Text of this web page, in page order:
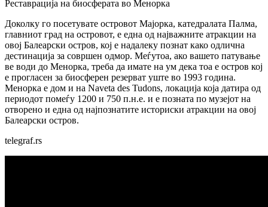
Реставрација на биосферата во Менорка
Доколку го посетувате островот Мајорка, катедралата Палма,
главниот град на островот, е една од најважните атракции на
овој Балеарски остров, кој е надалеку познат како одлична
дестинација за совршен одмор. Меѓутоа, ако вашето патување
ве води до Менорка, треба да имате на ум дека тоа е остров кој
е прогласен за биосферен резерват уште во 1993 година.
Менорка е дом и на Naveta des Tudons, локација која датира од
периодот помеѓу 1200 и 750 п.н.е. и е позната по музејот на
отворено и една од најпознатите историски атракции на овој
Балеарски остров.
telegraf.rs